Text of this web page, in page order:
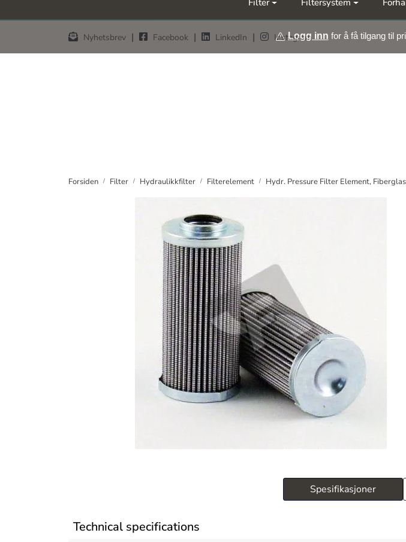
Møt oss på årets
Nyhetsbrev | Facebook | LinkedIn | Instagram
Filter Filtersystem
Logg inn for å få tilgang til
Forsiden Filter Hydraulikkfilter Filterelement Hydr. Pressure Filter Element,
Spesifikasjoner
Technical specifications